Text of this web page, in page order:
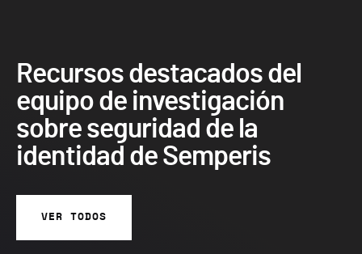
Recursos destacados del
equipo de investigación
sobre seguridad de la
identidad de Semperis
VER TODOS